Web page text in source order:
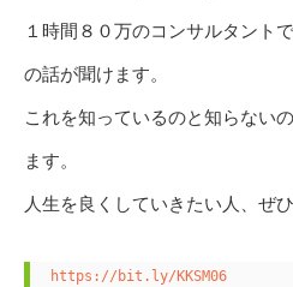
１時間８０万のコンサルタント
の話が聞けます。
これを知っているのと知らない
ます。
人生を良くしていきたい人、ぜ
https://bit.ly/KKSM06